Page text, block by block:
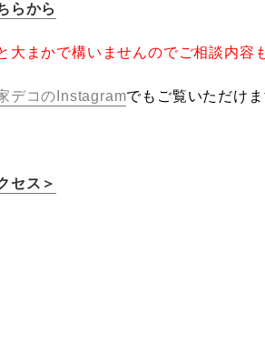
らから
大まかで構いませんのでご相談内容
デコのInstagramでもご覧いただけ
セス＞